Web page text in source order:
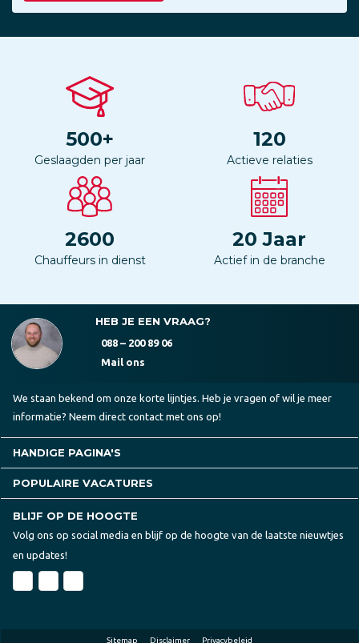
500+
Geslaagden per jaar
120
Actieve relaties
2600
Chauffeurs in dienst
20 Jaar
Actief in de branche
HEB JE EEN VRAAG?
088 – 200 89 06
Mail ons
We staan bekend om onze korte lijntjes. Heb je vragen of wil je meer
informatie? Neem direct contact met ons op!
HANDIGE PAGINA'S
POPULAIRE VACATURES
BLIJF OP DE HOOGTE
Volg ons op social media en blijf op de hoogte van de laatste nieuwtjes
en updates!
Sitemap Disclaimer Privacybeleid